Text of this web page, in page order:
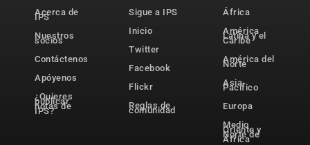
Acerca de
IPS
Nuestros
socios
Contáctenos
Apóyenos
¿Quieres
publicar
notas de
IPS?
Sigue a IPS
Inicio
Twitter
Facebook
Flickr
Reglas de
comunidad
África
América
Latina y el
Caribe
América del
Norte
Asia-
Pacífico
Europa
Medio
Oriente y
Norte de
África